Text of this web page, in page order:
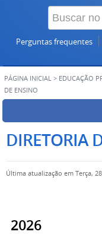
Perguntas frequentes
PÁGINA INICIAL > EDUCAÇÃO
DE ENSINO
DIRETORIA
Última atualização em Terça,
2026